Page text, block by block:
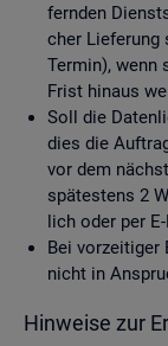
fern­den
cher Lie­fe­rung
Ter­min), wenn
Frist hin­aus
Soll die
dies die
vor dem
spä­tes­tens 2
lich oder per
Bei vor­zei­ti­ger
nicht in
Hin­wei­se zur